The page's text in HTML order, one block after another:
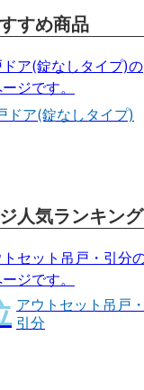
すめ商品
ドア(錠なしタイプ)
人気ランキング
アウトセット吊戸・
引分